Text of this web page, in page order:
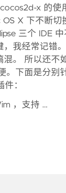
x 的使
X 下不断切
三个 IDE 中
，我经常记错
混。 所以还不
。下面是分别
件：
，支持 …